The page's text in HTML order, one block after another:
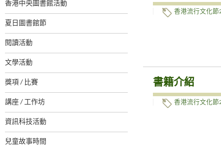
香港中央圖書館活動
夏日圖書館節
閱讀活動
文學活動
獎項 / 比賽
講座 / 工作坊
資訊科技活動
兒童故事時間
香港流行文化節
書籍介紹
香港流行文化節